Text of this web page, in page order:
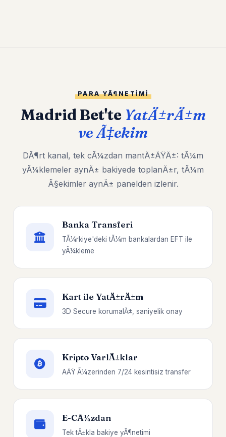
PARA YÃ¶NETIMI
Madrid Bet'te YatÄ±rÄ±m
ve Ã‡ekim
DÃ¶rt kanal, tek cÃ¼zdan mantÄ±ÄŸÄ±: tÃ¼m
yÃ¼klemeler aynÄ± bakiyede toplanÄ±r, tÃ¼m
Ã§ekimler aynÄ± panelden izlenir.
Banka Transferi
TÃ¼rkiye'deki tÃ¼m bankalardan EFT ile
yÃ¼kleme
Kart ile YatÄ±rÄ±m
3D Secure korumalÄ±, saniyelik onay
Kripto VarlÄ±klar
AÄŸ Ã¼zerinden 7/24 kesintisiz transfer
E-CÃ¼zdan
Tek tÄ±kla bakiye yÃ¶netimi